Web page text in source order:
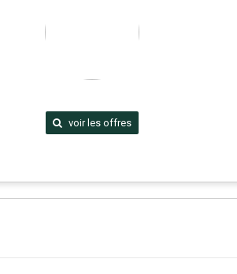
voir les offres